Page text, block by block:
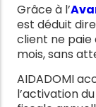
Grâce à l’
est déduit
client ne paie
mois, sans
AIDADOMI
l’activation